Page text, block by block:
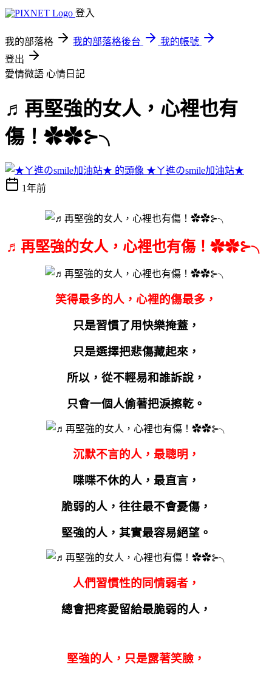
登入
我的部落格 我的部落格後台
我的帳號
登出
愛情微語 心情日記
♬再堅強的女人，心裡也有
傷！✿✿⊱╮
★ㄚ進のsmile加油站★
1年前
♬再堅強的女人，心裡也有傷！✿✿⊱╮
笑得最多的人，心裡的傷最多，
只是習慣了用快樂掩蓋，
只是選擇把悲傷藏起來，
所以，從不輕易和誰訴說，
只會一個人偷著把淚擦乾。
沉默不言的人，最聰明，
喋喋不休的人，最直言，
脆弱的人，往往最不會憂傷，
堅強的人，其實最容易絕望。
人們習慣性的同情弱者，
總會把疼愛留給最脆弱的人，
堅強的人，只是露著笑臉，